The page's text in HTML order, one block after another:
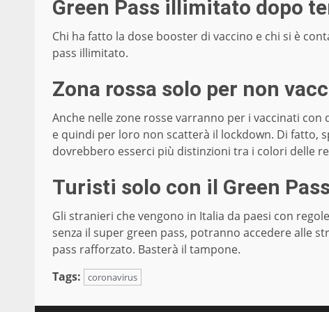
Green Pass illimitato dopo
Chi ha fatto la dose booster di vaccino e chi si è
pass illimitato.
Zona rossa solo per non
Anche nelle zone rosse varranno per i vaccinati
e quindi per loro non scatterà il lockdown. Di fatto,
dovrebbero esserci più distinzioni tra i colori delle
Turisti solo con il Green
Gli stranieri che vengono in Italia da paesi con
senza il super green pass, potranno accedere alle
pass rafforzato. Basterà il tampone.
Tags:
coronavirus